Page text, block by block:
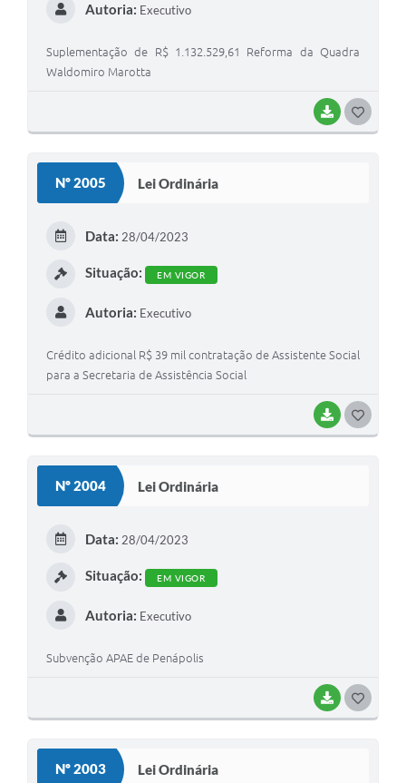
BAIXAR
Autoria: Executivo
Suplementação de R$ 1.132.529,61 Reforma da Quadra
Waldomiro Marotta
Nº 2005 Lei Ordinária
BAIXAR
Data: 28/04/2023
Situação: EM VIGOR
Autoria: Executivo
Crédito adicional R$ 39 mil contratação de Assistente Social
para a Secretaria de Assistência Social
Nº 2004 Lei Ordinária
BAIXAR
Data: 28/04/2023
Situação: EM VIGOR
Autoria: Executivo
Subvenção APAE de Penápolis
Nº 2003 Lei Ordinária